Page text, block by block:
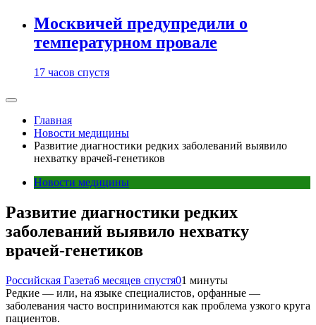
Москвичей предупредили о
температурном провале
17 часов спустя
Главная
Новости медицины
Развитие диагностики редких заболеваний выявило
нехватку врачей-генетиков
Новости медицины
Развитие диагностики редких
заболеваний выявило нехватку
врачей-генетиков
Российская Газета6 месяцев спустя01 минуты
Редкие — или, на языке специалистов, орфанные —
заболевания часто воспринимаются как проблема узкого круга
пациентов.